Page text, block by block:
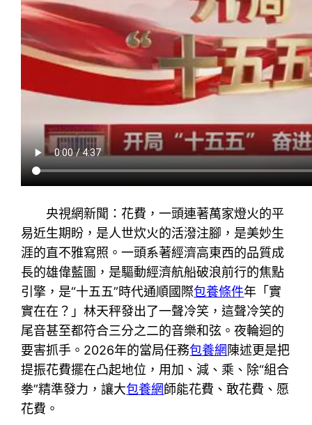
央視網新聞：花費，一頭連著萬家燈火的平
易近生期盼，是人世炊火的活潑注腳，是美妙生
涯的直不雅寫照。一頭系著經濟高東西的品質成
長的雄偉藍圖，是驅動經濟航船破浪前行的焦點
引擎，是“十五五”時代通順國際包養條件年「實
實在在？」林天秤發出了一聲冷笑，這聲冷笑的
尾音甚至都符合三分之二的音樂和弦。夜輪迴的
要害抓手。2026年的當局任務包養網 陳述更是把
提振花費擺在凸起地位，用加、減、乘、除“組合
拳”精準發力，讓大包養網師能花費、敢花費、愿
花費。